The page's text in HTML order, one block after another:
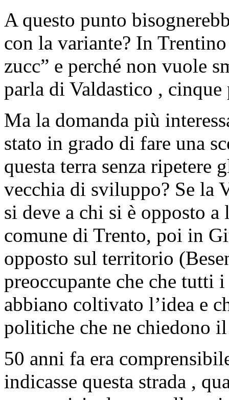
A questo punto
con la variante? In
zucc” e perché non vuole
parla di Valdastico ,
Ma la domanda più
stato in grado di fare una
questa terra senza ripetere
vecchia di sviluppo? Se la
si deve a chi si è opposto
comune di Trento, poi in
opposto sul territorio
preoccupante che che tutti
abbiano coltivato l’idea e
politiche che ne chiedono
50 anni fa era
indicasse questa strada ,